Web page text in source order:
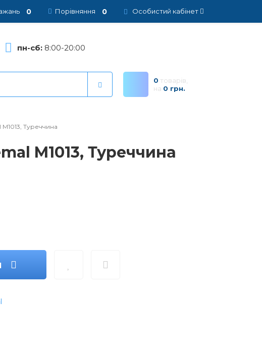
Особистий кабінет
0 Порівняння 0
пн-сб:8:00-20:00
0 товарів,
на 0 грн.
Туреччина
M1013, Туреччина